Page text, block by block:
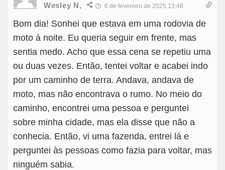
Wesley N, 6 de fevereiro de 2025 13:48
Bom dia! Sonhei que estava em uma rodovia de
moto à noite. Eu queria seguir em frente, mas
sentia medo. Acho que essa cena se repetiu uma
ou duas vezes. Então, tentei voltar e acabei indo
por um caminho de terra. Andava, andava de
moto, mas não encontrava o rumo. No meio do
caminho, encontrei uma pessoa e perguntei
sobre minha cidade, mas ela disse que não a
conhecia. Então, vi uma fazenda, entrei lá e
perguntei às pessoas como fazia para voltar, mas
ninguém sabia.